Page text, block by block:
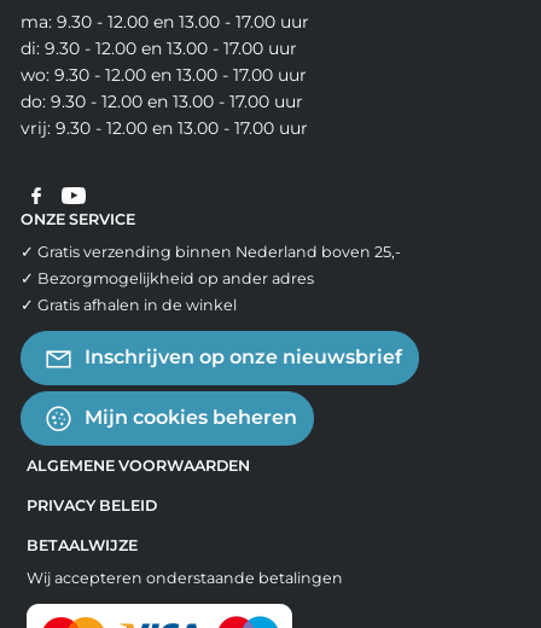
ma: 9.30 - 12.00 en 13.00 - 17.00 uur
di: 9.30 - 12.00 en 13.00 - 17.00 uur
wo: 9.30 - 12.00 en 13.00 - 17.00 uur
do: 9.30 - 12.00 en 13.00 - 17.00 uur
vrij: 9.30 - 12.00 en 13.00 - 17.00 uur
ONZE SERVICE
✓ Gratis verzending binnen Nederland boven 25,-
✓ Bezorgmogelijkheid op ander adres
✓ Gratis afhalen in de winkel
Inschrijven op onze nieuwsbrief
Mijn cookies beheren
ALGEMENE VOORWAARDEN
PRIVACY BELEID
BETAALWIJZE
Wij accepteren onderstaande betalingen